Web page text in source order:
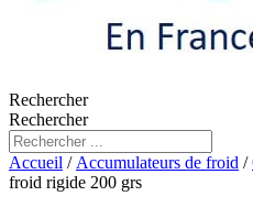
Rechercher
Rechercher
Accueil / Accumulateurs de froid /
froid rigide 200 grs